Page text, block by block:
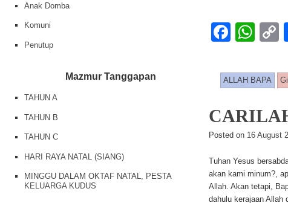
F
c
e
b
o
k
W
at
s
A
p
y
ALLAH BAPA
Posted on 16 August
Tuhan Yesus
akan kami minum?,
Allah. Akan tetapi,
dahulu kerajaan Allah
Anak Domba
Komuni
Penutup
Mazmur Tanggapan
TAHUN A
TAHUN B
TAHUN C
HARI RAYA NATAL (SIANG)
MINGGU DALAM OKTAF NATAL, PESTA
KELUARGA KUDUS